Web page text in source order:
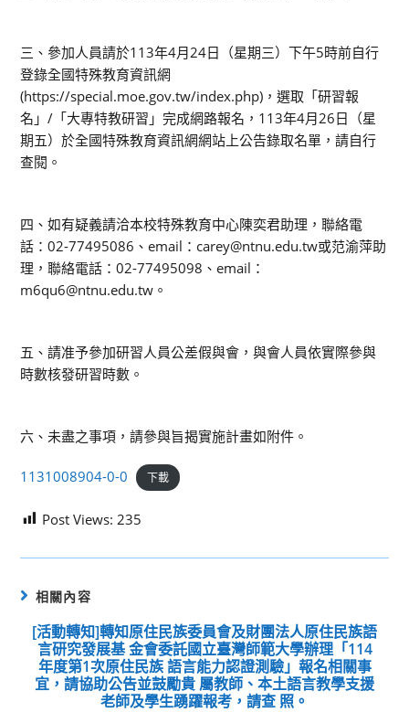
三、參加人員請於113年4月24日（星期三）下午5時前自行
登錄全國特殊教育資訊網
(https://special.moe.gov.tw/index.php)，選取「研習報
名」/「大專特教研習」完成網路報名，113年4月26日（星
期五）於全國特殊教育資訊網網站上公告錄取名單，請自行
查閱。
四、如有疑義請洽本校特殊教育中心陳奕君助理，聯絡電
話：02-77495086、email：carey@ntnu.edu.tw或范渝萍助
理，聯絡電話：02-77495098、email：
m6qu6@ntnu.edu.tw。
五、請准予參加研習人員公差假與會，與會人員依實際參與
時數核發研習時數。
六、未盡之事項，請參與旨揭實施計畫如附件。
1131008904-0-0 下載
Post Views: 235
相關內容
[活動轉知]轉知原住民族委員會及財團法人原住民族語
言研究發展基 金會委託國立臺灣師範大學辦理「114
年度第1次原住民族 語言能力認證測驗」報名相關事
宜，請協助公告並鼓勵貴 屬教師、本土語言教學支援
老師及學生踴躍報考，請查 照。